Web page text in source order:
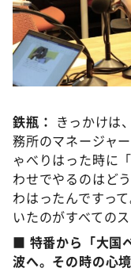
鉄瓶： きっかけは
務所のマネージャ
ゃべりはった時に
わせでやるのはど
わはったんですっ
いたのがすべての
■ 特番から「大国
波へ。その時の心